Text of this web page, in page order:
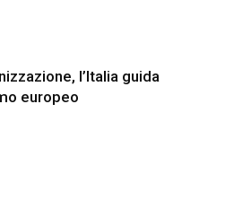
l’Italia guida
europeo